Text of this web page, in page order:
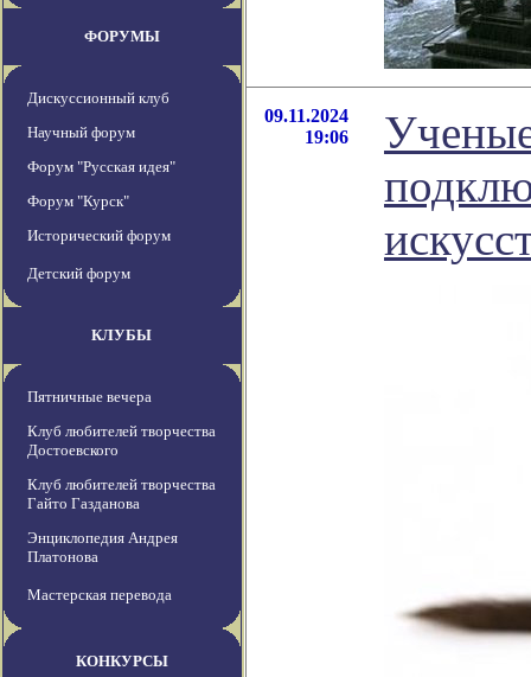
ФОРУМЫ
Дискуссионный клуб
Научный форум
Форум "Русская идея"
Форум "Курск"
Исторический форум
Детский форум
КЛУБЫ
Пятничные вечера
Клуб любителей творчества
Достоевского
Клуб любителей творчества
Гайто Газданова
Энциклопедия Андрея
Платонова
Мастерская перевода
КОНКУРСЫ
09.11.2024
19:06